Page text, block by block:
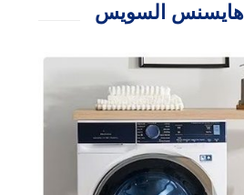
هايسنس السويس